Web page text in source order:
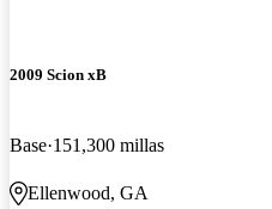
2009 Scion xB
Base 151,300 millas
Ellenwood, GA